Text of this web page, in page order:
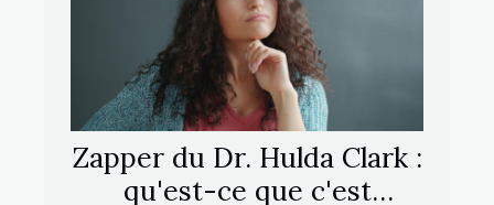
Zapper du Dr. Hulda Clark :
qu'est-ce que c'est